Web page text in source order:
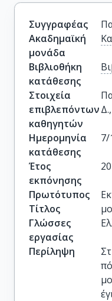
Συγγραφέας
Ακαδημαϊκή
μονάδα
Βιβλιοθήκη
κατάθεσης
Στοιχεία
επιβλεπόντων
καθηγητών
Δ.,
Ημερομηνία
κατάθεσης
7/
Έτος
εκπόνησης
Πρωτότυπος
Τίτλος
Γλώσσες
εργασίας
Περίληψη